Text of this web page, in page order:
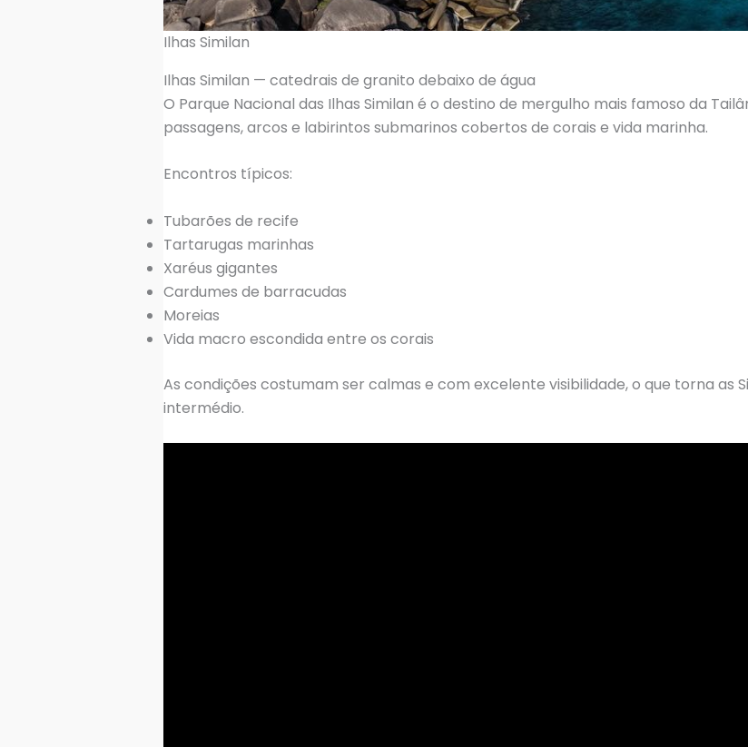
Ilhas Similan
Ilhas Similan — catedrais de granito debaixo de água
O Parque Nacional das Ilhas Similan é o destino de mergulho mais famoso da
passagens, arcos e labirintos submarinos cobertos de corais e vida marinha.
Encontros típicos:
Tubarões de recife
Tartarugas marinhas
Xaréus gigantes
Cardumes de barracudas
Moreias
Vida macro escondida entre os corais
As condições costumam ser calmas e com excelente visibilidade, o que torna as
intermédio.